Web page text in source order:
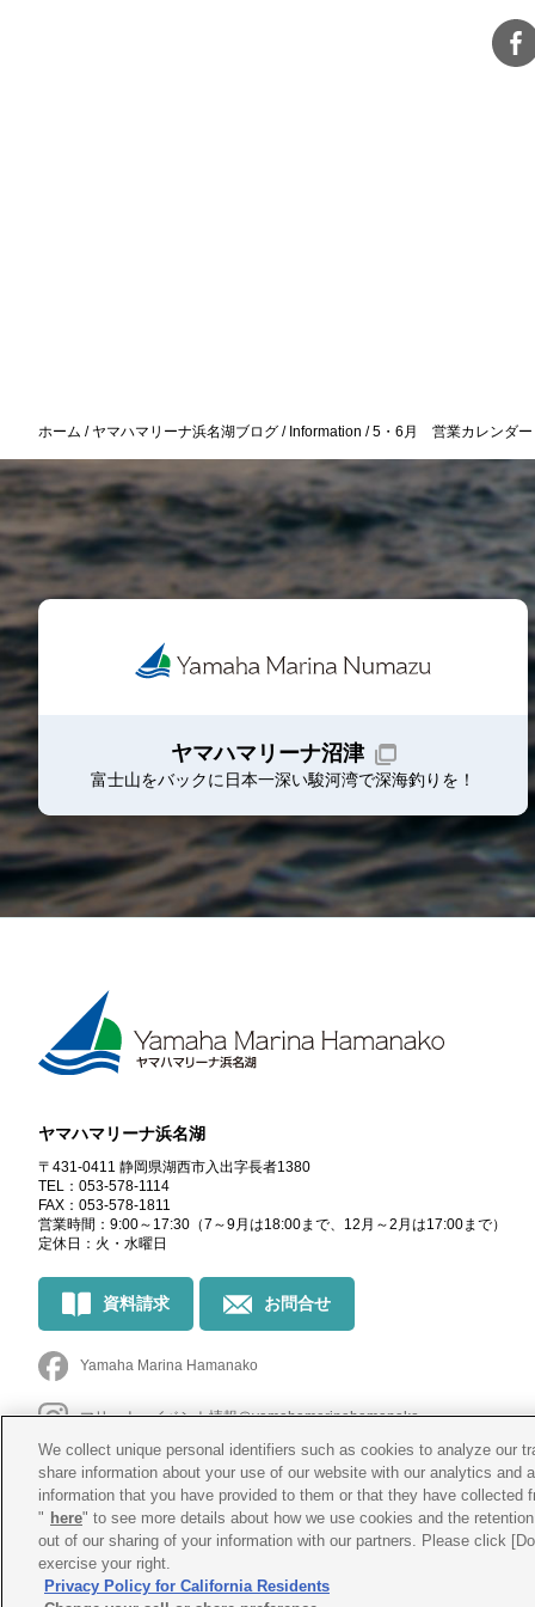
ホーム ヤマハマリーナ浜名湖ブログ Information 5・6月 営業カレンダー
ヤマハマリーナ沼津
富士山をバックに日本一深い駿河湾で深海釣りを！
ヤマハマリーナ浜名湖
〒431-0411 静岡県湖西市入出字長者1380
TEL：053-578-1114
FAX：053-578-1811
営業時間：9:00～17:30 （7～9月は18:00まで、12月～2月は17:00まで）
定休日：火・水曜日
資料請求 お問合せ
Yamaha Marina Hamanako
マリーナ・イベント情報＠yamahamarinahamanako
釣果情報@yamahamarina_hamanako
会社概要 プライバシーポリシー
We collect unique personal identifiers such as cookies to analyze our
share information about your use of our website with our analytics and
information that you have provided to them or that they have
" here" to see more details about how we use cookies and the
out of our sharing of your information with our partners. Please click
exercise your right.
Privacy Policy for California Residents